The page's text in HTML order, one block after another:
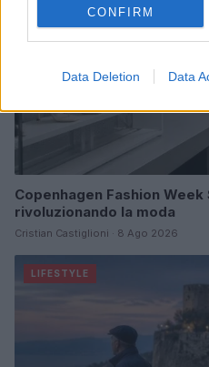
CONFIRM
Data Deletion Data
Copenhagen Fashion
rivoluzionando la moda
Cristian Castiglioni · 8 Ago 2026
LIFESTYLE